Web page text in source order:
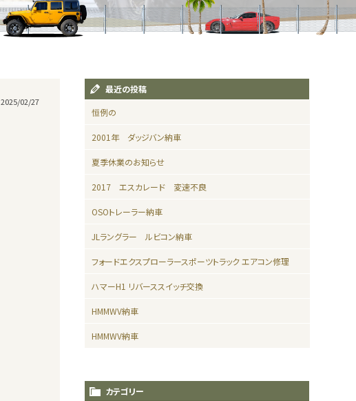
2025/02/27
最近の投稿
恒例の
2001年 ダッジバン納車
夏季休業のお知らせ
2017 エスカレード 変速不良
OSOトレーラー納車
JLラングラー ルビコン納車
フォードエクスプローラースポーツトラック エアコン修理
ハマーH1 リバーススイッチ交換
HMMWV納車
HMMWV納車
カテゴリー